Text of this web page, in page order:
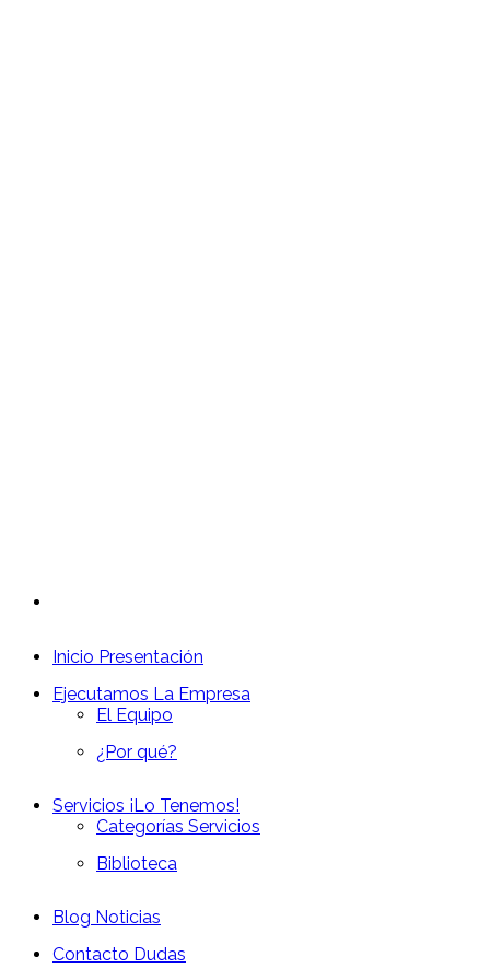
Inicio Presentación
Ejecutamos La Empresa
El Equipo
¿Por qué?
Servicios ¡Lo Tenemos!
Categorías Servicios
Biblioteca
Blog Noticias
Contacto Dudas